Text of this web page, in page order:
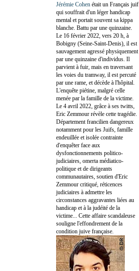
Jérémie Cohen était un Français juif
qui souffrait d'un léger handicap
mental et portait souvent sa kippa
blanche. Battu par une quinzaine.
Le 16 février 2022, vers 20 h, à
Bobigny (Seine-Saint-Denis), il est
sauvagement agressé physiquement
par une quinzaine d'individus. Il
parvient à fuir, mais en traversant
les voies du tramway, il est percuté
par une rame, et décède à l'hôpital.
L'enquête piétine, malgré celle
menée par la famille de la victime.
Le 4 avril 2022, grâce à ses twitts,
Eric Zemmour révèle cette tragédie.
Département francilien dangereux
notamment pour les Juifs, famille
endeuillée et isolée contrainte
d'enquêter face aux
dysfonctionnements politico-
judiciaires, omerta médiatico-
politique et de dirigeants
communautaires, soutien d'Eric
Zemmour critiqué, réticences
judiciaires à admettre les
circonstances aggravantes liées au
handicap et à la judéité de la
victime... Cette affaire scandaleuse
souligne l'effondrement de la
condition juive française.